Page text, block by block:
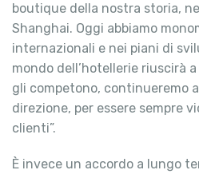
boutique della nostra storia,
Shanghai. Oggi abbiamo
internazionali e nei piani di
mondo dell’hotellerie riuscirà
gli competono, continueremo
direzione, per essere sempre
clienti”.
È invece un accordo a lungo